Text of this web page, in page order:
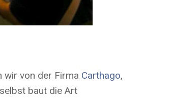
wir von der Firma Carthago,
baut die Art